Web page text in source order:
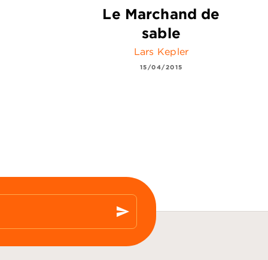
Le Marchand de
sable
Lars Kepler
15/04/2015
send